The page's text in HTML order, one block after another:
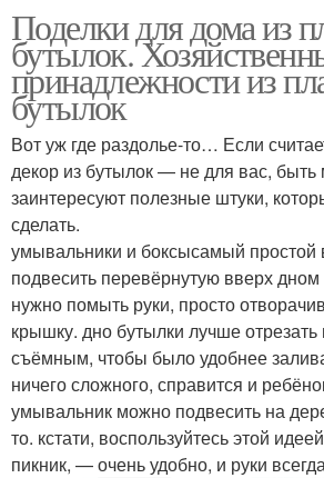
Поделки для дома из
бутылок.
принадлежности из
бутылок
Вот уж где раздолье-то… Если
декор из бутылок — не для вас, быть
заинтересуют полезные штуки,
сделать.
умывальники и боксысамый
подвесить перевёрнутую вверх дном
нужно помыть руки, просто
крышку. дно бутылки лучше отрезать
съёмным, чтобы было удобнее
ничего сложного, справится и
умывальник можно подвесить на
то. кстати, воспользуйтесь этой
пикник, — очень удобно, и руки